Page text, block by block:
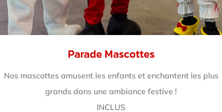
Parade Mascottes
Nos mascottes amusent les enfants et enchantent les plus
grands dans une ambiance festive !
INCLUS